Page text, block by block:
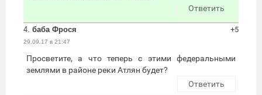
Ответить
4. баба Фрося
29.09.17 в 21:47
+5
Просветите, а что теперь с этими федеральными
землями в районе реки Атлян будет?
Ответить